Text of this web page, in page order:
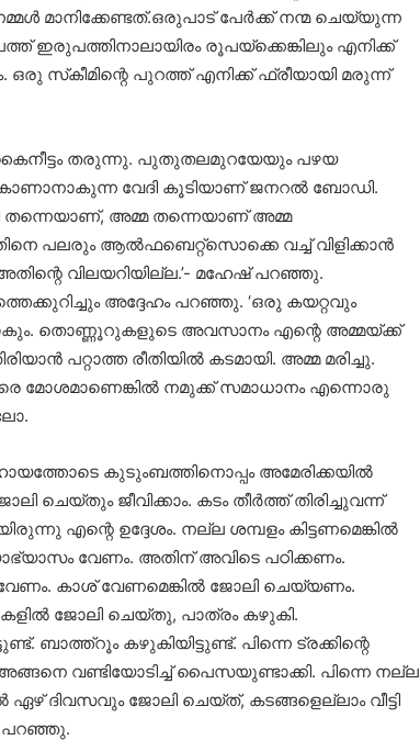
മാനിക്കേണ്ടത്.ഒരുപാട് പേർക്ക് നന്മ ചെയ്യുന്ന
ഇരുപത്തിനാലായിരം രൂപയ്‌ക്കെങ്കിലും എനിക്ക്
സ്‌കീമിന്റെ പുറത്ത് എനിക്ക് ഫ്രീയായി മരുന്ന്
തരുന്നു. പുതുതലമുറയേയും പഴയ
വേദി കൂടിയാണ് ജനറൽ ബോഡി.
തന്നെയാണ്, അമ്മ തന്നെയാണ് അമ്മ
പലരും ആൽഫബെറ്റ്‌സൊക്കെ വച്ച് വിളിക്കാൻ
വിലയറിയില്ല.’- മഹേഷ് പറഞ്ഞു.
അദ്ദേഹം പറഞ്ഞു. ‘ഒരു കയറ്റവും
തൊണ്ണൂറുകളുടെ അവസാനം എന്റെ അമ്മയ്ക്ക്
പറ്റാത്ത രീതിയിൽ കടമായി. അമ്മ മരിച്ചു.
മോശമാണെങ്കിൽ നമുക്ക് സമാധാനം എന്നൊരു
കുടുംബത്തിനൊപ്പം അമേരിക്കയിൽ
ചെയ്തും ജീവിക്കാം. കടം തീർത്ത് തിരിച്ചുവന്ന്
എന്റെ ഉദ്ദേശം. നല്ല ശമ്പളം കിട്ടണമെങ്കിൽ
വേണം. അതിന് അവിടെ പഠിക്കണം.
വേണം. കാശ് വേണമെങ്കിൽ ജോലി ചെയ്യണം.
ജോലി ചെയ്തു, പാത്രം കഴുകി.
ബാത്ത്റൂം കഴുകിയിട്ടുണ്ട്. പിന്നെ ട്രക്കിന്റെ
വണ്ടിയോടിച്ച് പൈസയുണ്ടാക്കി. പിന്നെ നല്ല
ദിവസവും ജോലി ചെയ്ത്, കടങ്ങളെല്ലാം വീട്ടി
പറഞ്ഞു.